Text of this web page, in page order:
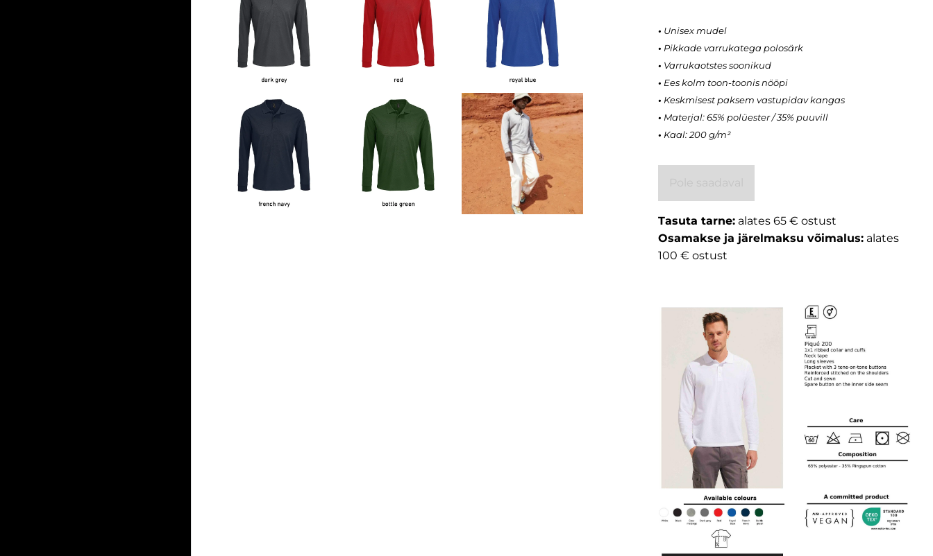
• Unisex mudel
• Pikkade varrukatega polosärk
• Varrukaotstes soonikud
• Ees kolm toon-toonis nööpi
• Keskmisest paksem vastupidav kangas
• Materjal: 65% polüester/ 35% puuvill
• Kaal: 200 g/m²
Tasuta tarne: alates 65 € ostust
Osamakse ja järelmaksu võimalus: alates
100 € ostust